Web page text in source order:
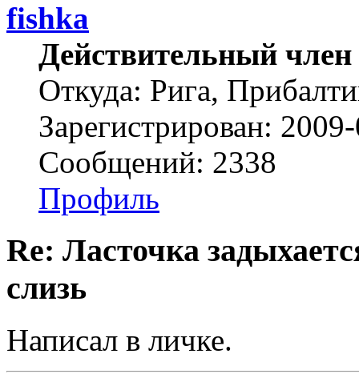
fishka
Действительный член
Откуда: Рига,
Зарегистрирован:
Сообщений: 2338
Профиль
Re: Ласточка
слизь
Написал в личке.